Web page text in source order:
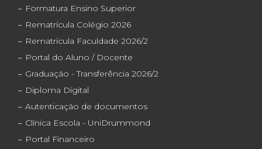
Formatura Ensino Superior
Rematrícula Colégio 2026
Rematrícula Faculdade 2026/2
Portal do Aluno / Docente
Graduação - Transferência 2026/2
Diploma Digital
Autenticação de documentos
Clínica Escola - UniDrummond
Portal Financeiro